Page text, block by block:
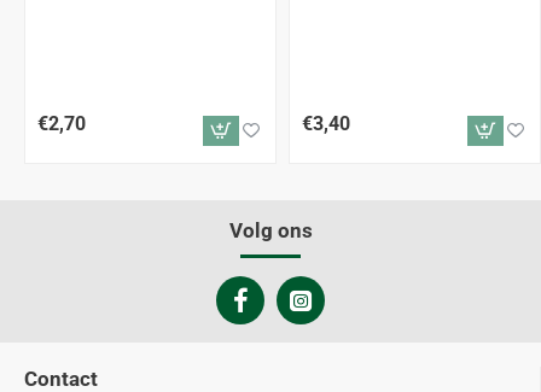
€2,70 €3,40
Volg ons
Contact